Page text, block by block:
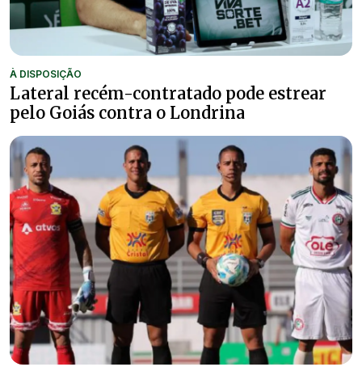
À DISPOSIÇÃO
Lateral recém-contratado pode estrear
pelo Goiás contra o Londrina